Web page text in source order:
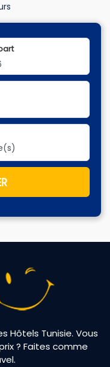
Hôtels Tunisie. Vous
? Faites comme